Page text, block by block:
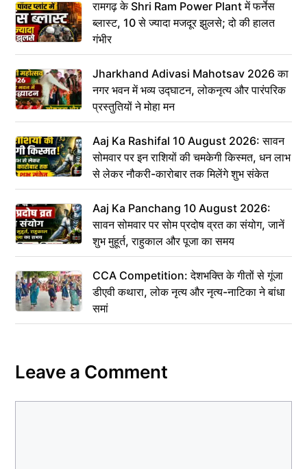
रामगढ़ के Shri Ram Power Plant में फर्नेस
ब्लास्ट, 10 से ज्यादा मजदूर झुलसे; दो की हालत
गंभीर
Jharkhand Adivasi Mahotsav 2026 का
नगर भवन में भव्य उद्घाटन, लोकनृत्य और पारंपरिक
प्रस्तुतियों ने मोहा मन
Aaj Ka Rashifal 10 August 2026: सावन
सोमवार पर इन राशियों की चमकेगी किस्मत, धन लाभ
से लेकर नौकरी-कारोबार तक मिलेंगे शुभ संकेत
Aaj Ka Panchang 10 August 2026:
सावन सोमवार पर सोम प्रदोष व्रत का संयोग, जानें
शुभ मुहूर्त, राहुकाल और पूजा का समय
CCA Competition: देशभक्ति के गीतों से गूंजा
डीएवी कथारा, लोक नृत्य और नृत्य-नाटिका ने बांधा
समां
Leave a Comment